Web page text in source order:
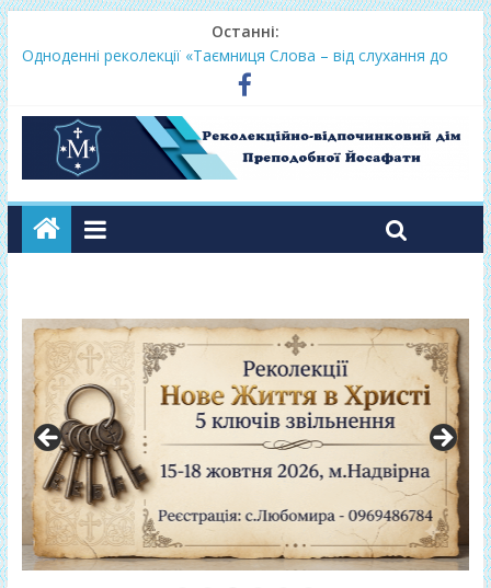
Останні:
Фундамент у вересні 2026
Одноденні реколекції «Таємниця Слова – від слухання до
Фундамент у грудні 2026
Lectio Divina – єв.Матея 2026
Нове життя в Христі – осінь 2026